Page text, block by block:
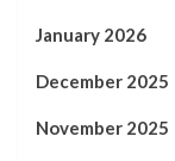
January 2026
December 2025
November 2025